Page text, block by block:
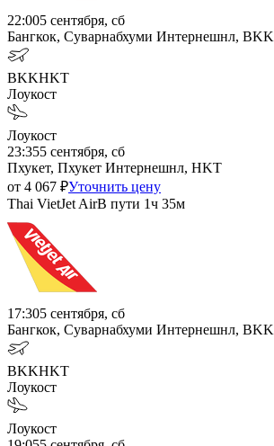
22:005 сентября, сб
Бангкок, Суварнабхуми Интернешнл, BKK
BKKHKT
Лоукост
Лоукост
23:355 сентября, сб
Пхукет, Пхукет Интернешнл, HKT
от 4 067 ₽Уточнить цену
Thai VietJet AirВ пути 1ч 35м
17:305 сентября, сб
Бангкок, Суварнабхуми Интернешнл, BKK
BKKHKT
Лоукост
Лоукост